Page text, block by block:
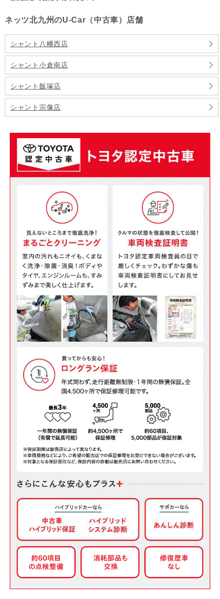
ネッツ北九州のU-Car（中古車）店舗
シャント八幡西店
シャント小倉南店
シャント飯塚店
シャント宗像店